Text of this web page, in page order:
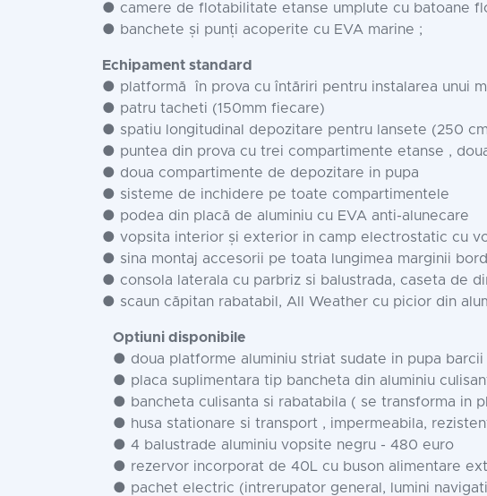
● camere de flotabilitate etanse umplute cu batoane
● banchete și punți acoperite cu EVA marine ;
Echipament standard
● platformă în prova cu întăriri pentru instalarea unui
● patru tacheti (150mm fiecare)
● spatiu longitudinal depozitare pentru lansete (250
● puntea din prova cu trei compartimente etanse ,
● doua compartimente de depozitare in pupa
● sisteme de inchidere pe toate compartimentele
● podea din placă de aluminiu cu EVA anti-alunecare
● vopsita interior și exterior in camp electrostatic cu
● sina montaj accesorii pe toata lungimea marginii
● consola laterala cu parbriz si balustrada, caseta de
● scaun căpitan rabatabil, All Weather cu picior din
Optiuni disponibile
● doua platforme aluminiu striat sudate in pupa
● placa suplimentara tip bancheta din aluminiu
● bancheta culisanta si rabatabila ( se transforma in
● husa stationare si transport , impermeabila,
● 4 balustrade aluminiu vopsite negru - 480 euro
● rezervor incorporat de 40L cu buson alimentare
● pachet electric (intrerupator general, lumini